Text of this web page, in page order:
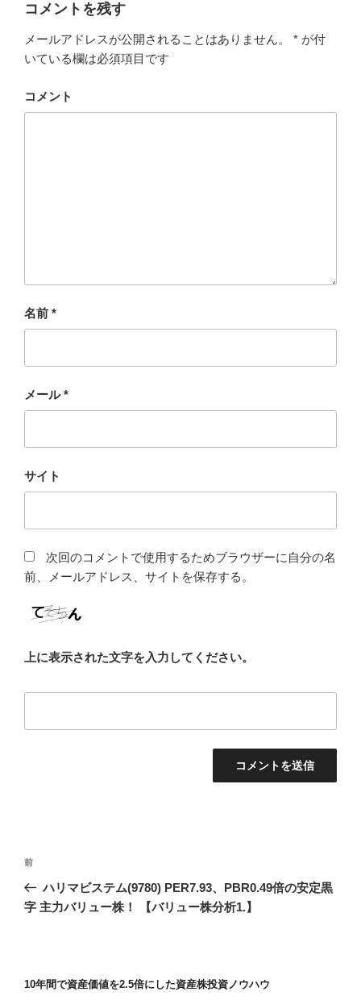
コメントを残す
メールアドレスが公開されることはありません。 * が付
いている欄は必須項目です
コメント
名前 *
メール*
サイト
次回のコメントで使用するためブラウザーに自分の名
前、メールアドレス、サイトを保存する。
上に表示された文字を入力してください。
投
ナ
シ
前
の
投
前
ハリマビステム(9780) PER7.93、PBR0.49倍の安定黒
字 主力バリュー株！ 【バリュー株分析1.】
10年間で資産価値を2.5倍にした資産株投資ノウハウ